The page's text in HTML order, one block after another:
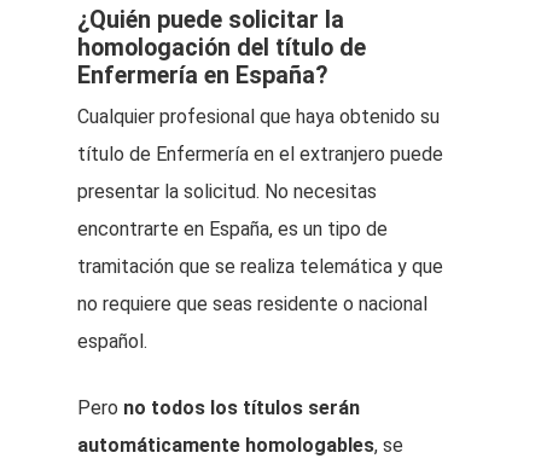
¿Quién puede solicitar la
homologación del título de
Enfermería en España?
Cualquier profesional que haya obtenido su
título de Enfermería en el extranjero puede
presentar la solicitud. No necesitas
encontrarte en España, es un tipo de
tramitación que se realiza telemática y que
no requiere que seas residente o nacional
español.
Pero no todos los títulos serán
automáticamente homologables, se